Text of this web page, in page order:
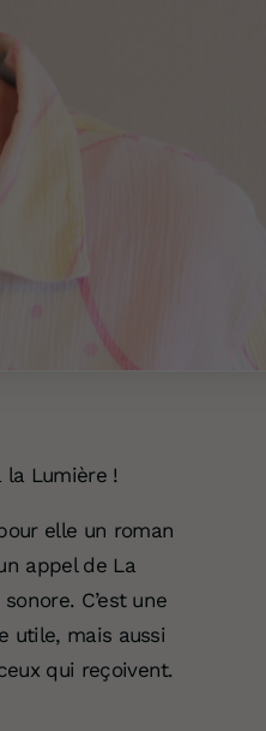
la Lumière !
elle un roman
appel de La
C’est une
utile, mais aussi
qui reçoivent.